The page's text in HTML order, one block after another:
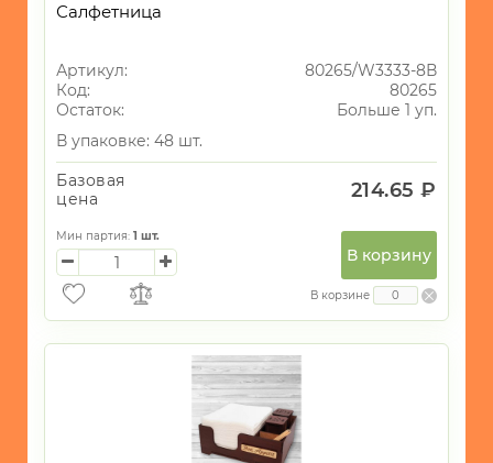
Салфетница
Артикул:
80265/W3333-8В
Код:
80265
Остаток:
Больше 1 уп.
В упаковке: 48 шт.
Базовая
цена
214.65 ₽
Мин партия: 1 шт.
В корзину
В корзине